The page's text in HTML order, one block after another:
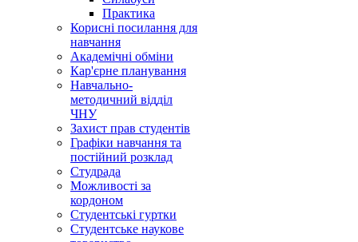
Практика
Корисні посилання для
навчання
Академічні обміни
Кар'єрне планування
Навчально-
методичний відділ
ЧНУ
Захист прав студентів
Графіки навчання та
постійний розклад
Студрада
Можливості за
кордоном
Студентські гуртки
Студентське наукове